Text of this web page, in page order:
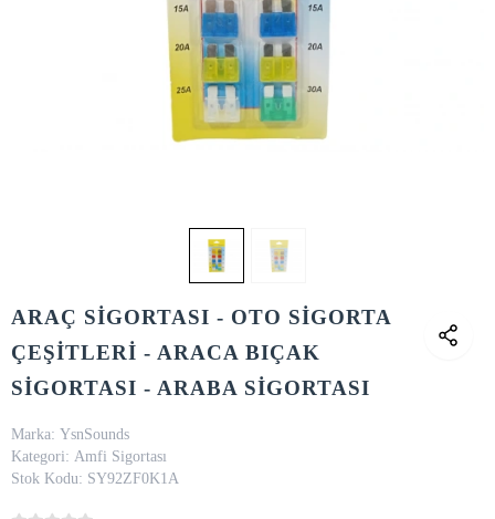
ARAÇ SİGORTASI - OTO SİGORTA
ÇEŞİTLERİ - ARACA BIÇAK
SİGORTASI - ARABA SİGORTASI
Marka: YsnSounds
Kategori: Amfi Sigortası
Stok Kodu: SY92ZF0K1A